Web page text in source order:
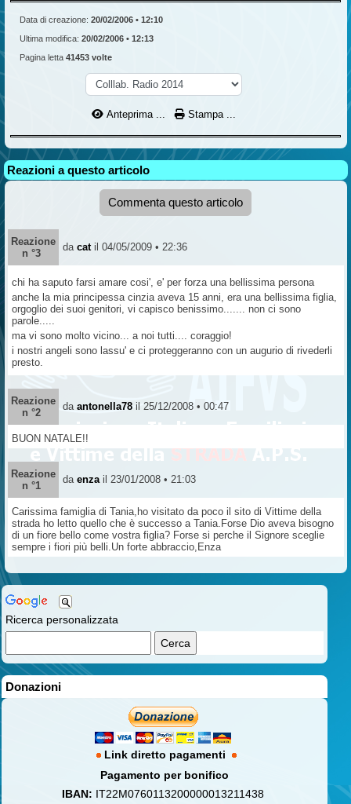
Ricerca personalizzata
Donazioni
Link diretto pagamenti
Pagamento per bonifico
IBAN: IT22M0760113200000013211438
Data di creazione: 20/02/2006 • 12:10
Ultima modifica: 20/02/2006 • 12:13
Pagina letta 41453 volte
Anteprima ... Stampa ...
Reazioni a questo articolo
Commenta questo articolo
Reazione
n °3
da cat il 04/05/2009 • 22:36
chi ha saputo farsi amare cosi', e' per forza una bellissima persona
anche la mia principessa cinzia aveva 15 anni, era una bellissima figlia,
orgoglio dei suoi genitori, vi capisco benissimo....... non ci sono
parole.....
ma vi sono molto vicino... a noi tutti.... coraggio!
i nostri angeli sono lassu' e ci proteggeranno con un augurio di rivederli
presto.
Reazione
n °2
da antonella78 il 25/12/2008 • 00:47
BUON NATALE!!
Reazione
n °1
da enza il 23/01/2008 • 21:03
Carissima famiglia di Tania,ho visitato da poco il sito di Vittime della
strada ho letto quello che è successo a Tania.Forse Dio aveva bisogno
di un fiore bello come vostra figlia? Forse si perche il Signore sceglie
sempre i fiori più belli.Un forte abbraccio,Enza